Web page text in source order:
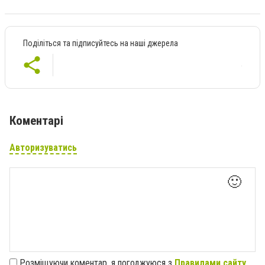
Поділіться та підписуйтесь на наші джерела
Коментарі
Авторизуватись
🙂